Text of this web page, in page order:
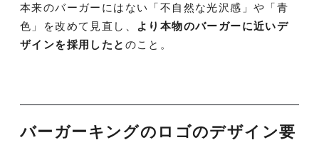
本来のバーガーにはない「不自然な光沢感」や「青
色」を改めて見直し、
より本物のバーガーに近いデ
ザインを採用したと のこと。
バーガーキングのロゴのデザイン要